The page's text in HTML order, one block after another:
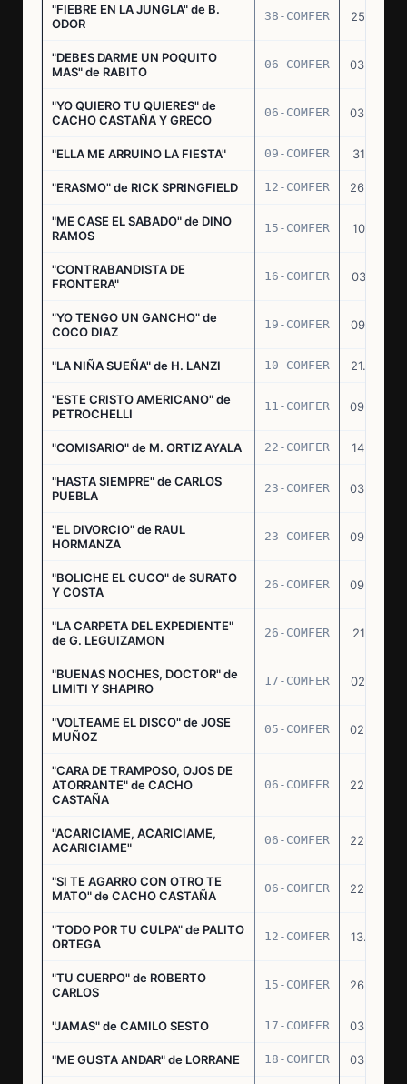
"FIEBRE EN LA JUNGLA" de B.
ODOR
38-COMFER 25.10.73
"DEBES DARME UN POQUITO
MAS" de RABITO
06-COMFER 03.05.74
"YO QUIERO TU QUIERES" de
CACHO CASTAÑA Y GRECO
06-COMFER 03.05.74
"ELLA ME ARRUINO LA FIESTA" 09-COMFER 31.07.74
"ERASMO" de RICK SPRINGFIELD 12-COMFER 26.09.74
"ME CASE EL SABADO" de DINO
RAMOS
15-COMFER 10.10.74
"CONTRABANDISTA DE
FRONTERA"
16-COMFER 03.12.74
"YO TENGO UN GANCHO" de
COCO DIAZ
19-COMFER 09.01.75
"LA NIÑA SUEÑA" de H. LANZI 10-COMFER 21.03.75
"ESTE CRISTO AMERICANO" de
PETROCHELLI
11-COMFER 09.04.75
"COMISARIO" de M. ORTIZ AYALA 22-COMFER 14.07.75
"HASTA SIEMPRE" de CARLOS
PUEBLA
23-COMFER 03.09.75
"EL DIVORCIO" de RAUL
HORMANZA
23-COMFER 09.09.75
"BOLICHE EL CUCO" de SURATO
Y COSTA
26-COMFER 09.09.75
"LA CARPETA DEL EXPEDIENTE"
de G. LEGUIZAMON
26-COMFER 21.10.75
"BUENAS NOCHES, DOCTOR" de
LIMITI Y SHAPIRO
17-COMFER 02.01.76
"VOLTEAME EL DISCO" de JOSE
MUÑOZ
05-COMFER 02.02.76
"CARA DE TRAMPOSO, OJOS DE
ATORRANTE" de CACHO
CASTAÑA
06-COMFER 22.04.76
"ACARICIAME, ACARICIAME,
ACARICIAME"
06-COMFER 22.04.76
"SI TE AGARRO CON OTRO TE
MATO" de CACHO CASTAÑA
06-COMFER 22.04.76
"TODO POR TU CULPA" de PALITO
ORTEGA
12-COMFER 13.05.76
"TU CUERPO" de ROBERTO
CARLOS
15-COMFER 26.05.76
"JAMAS" de CAMILO SESTO 17-COMFER 03.06.76
"ME GUSTA ANDAR" de LORRANE 18-COMFER 03.06.76